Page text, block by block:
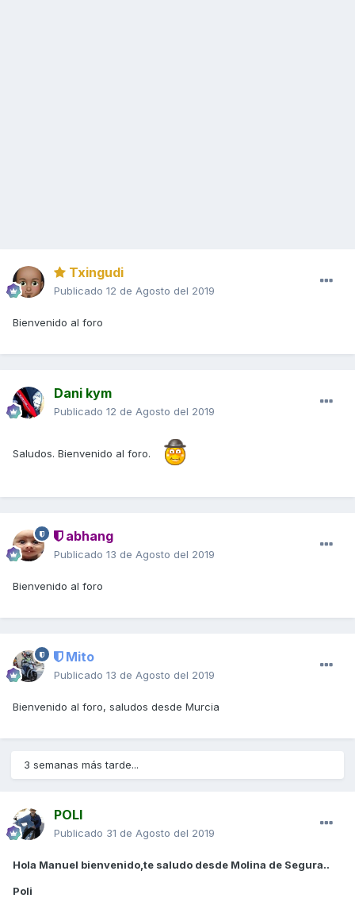
Txingudi
Publicado 12 de Agosto del 2019
Bienvenido al foro
Dani kym
Publicado 12 de Agosto del 2019
Saludos. Bienvenido al foro.
abhang
Publicado 13 de Agosto del 2019
Bienvenido al foro
Mito
Publicado 13 de Agosto del 2019
Bienvenido al foro, saludos desde Murcia
3 semanas más tarde...
POLI
Publicado 31 de Agosto del 2019
Hola Manuel bienvenido,te saludo desde Molina de Segura..
Poli